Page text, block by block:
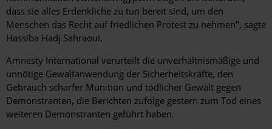
dass sie alles Erdenkliche zu tun bereit sind, um den
Menschen das Recht auf friedlichen Protest zu nehmen", sagte
Hassiba Hadj Sahraoui.
Amnesty International verurteilt die unverhältnismäßige und
unnötige Gewaltanwendung der Sicherheitskräfte, den
Gebrauch scharfer Munition und tödlicher Gewalt gegen
Demonstranten, die Berichten zufolge gestern zum Tod eines
weiteren Demonstranten geführt haben.